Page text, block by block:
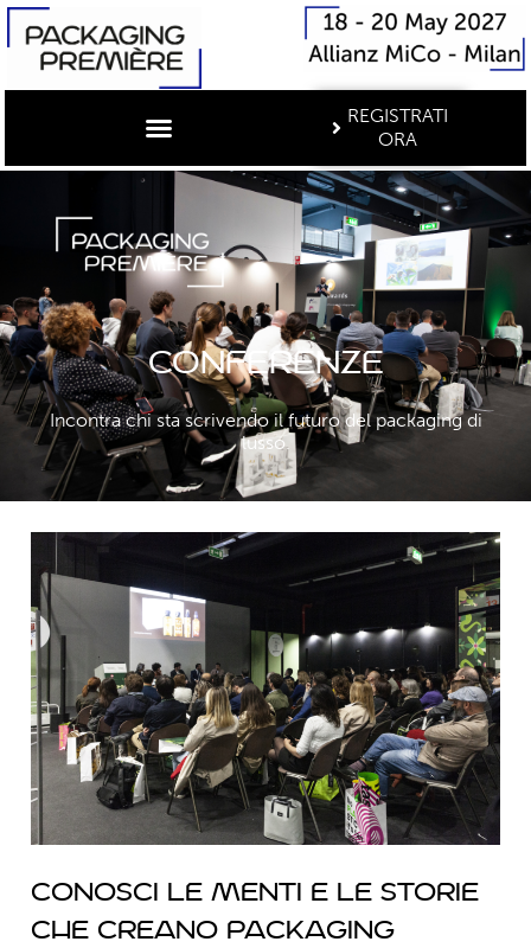
REGISTRATI
ORA
Conferenze
Incontra chi sta scrivendo il futuro del packaging di
lusso.
Conosci le menti e le storie
che creano packaging